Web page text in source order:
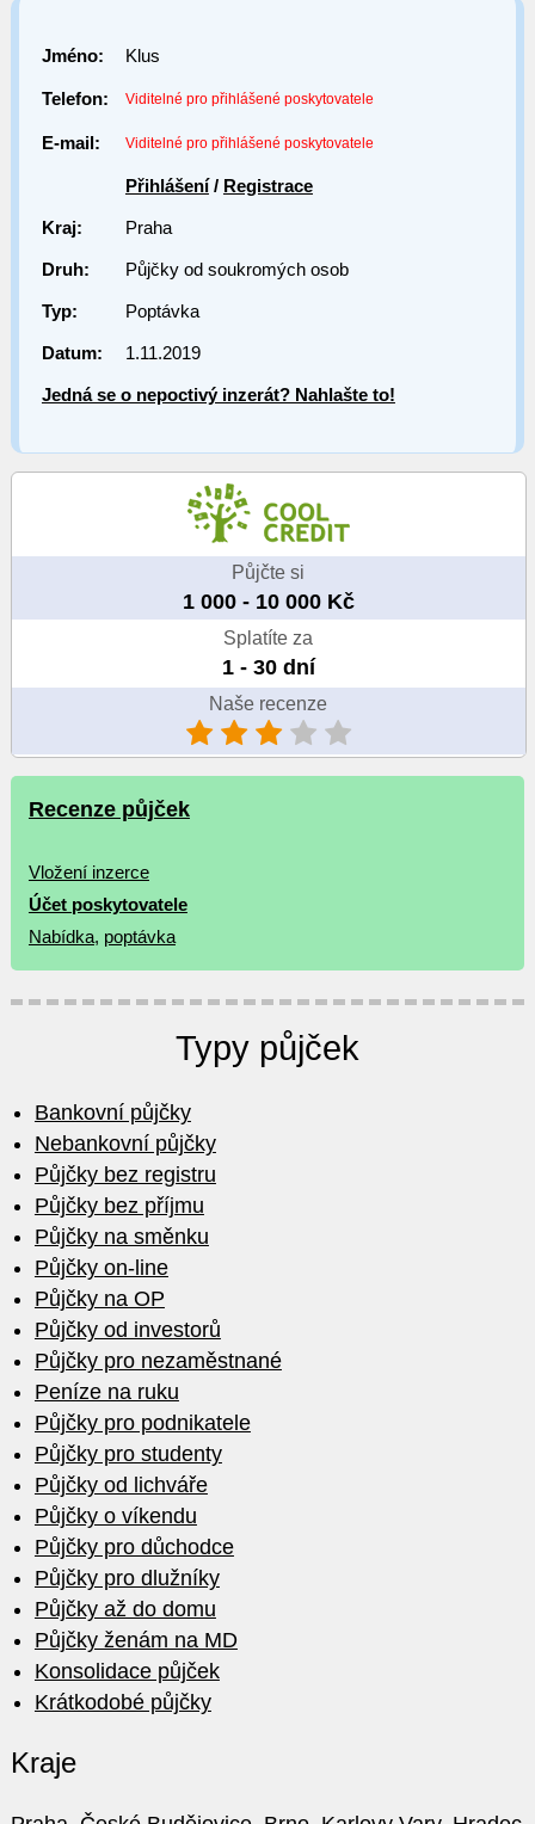
Jméno: Klus
Telefon: Viditelné pro přihlášené poskytovatele
E-mail: Viditelné pro přihlášené poskytovatele
Přihlášení/ Registrace
Kraj: Praha
Druh: Půjčky od soukromých osob
Typ: Poptávka
Datum: 1.11.2019
Jedná se o nepoctivý inzerát? Nahlašte to!
Půjčte si
1 000 - 10 000 Kč
Splatíte za
1 - 30 dní
Naše recenze
Recenze půjček
Vložení inzerce
Účet poskytovatele
Nabídka, poptávka
Typy půjček
Bankovní půjčky
Nebankovní půjčky
Půjčky bez registru
Půjčky bez příjmu
Půjčky na směnku
Půjčky on-line
Půjčky na OP
Půjčky od investorů
Půjčky pro nezaměstnané
Peníze na ruku
Půjčky pro podnikatele
Půjčky pro studenty
Půjčky od lichváře
Půjčky o víkendu
Půjčky pro důchodce
Půjčky pro dlužníky
Půjčky až do domu
Půjčky ženám na MD
Konsolidace půjček
Krátkodobé půjčky
Kraje